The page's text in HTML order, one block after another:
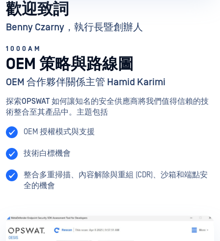
歡迎致詞
Benny Czarny，執行長暨創辦人
1000AM
OEM 策略與路線圖
OEM 合作夥伴關係主管 Hamid Karimi
探索OPSWAT 如何讓知名的安全供應商將我們值得信賴的技
術整合至其產品中。主題包括
OEM 授權模式與支援
技術白標機會
整合多重掃描、內容解除與重組 (CDR)、沙箱和端點安
全的機會